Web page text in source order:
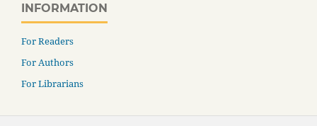
INFORMATION
For Readers
For Authors
For Librarians